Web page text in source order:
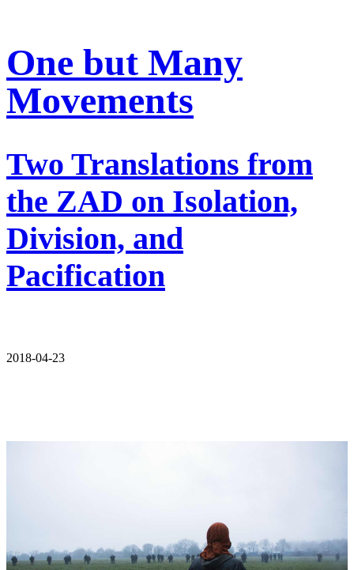
One but Many
Movements
Two Translations from
the ZAD on Isolation,
Division, and
Pacification
2018-04-23